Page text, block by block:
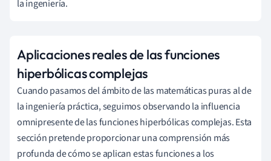
la ingeniería.
Aplicaciones reales de las funciones
hiperbólicas complejas
Cuando pasamos del ámbito de las matemáticas puras al de
la ingeniería práctica, seguimos observando la influencia
omnipresente de las funciones hiperbólicas complejas. Esta
sección pretende proporcionar una comprensión más
profunda de cómo se aplican estas funciones a los